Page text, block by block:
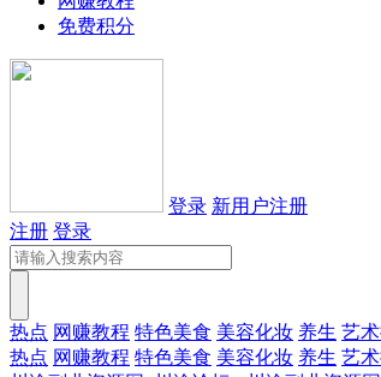
免费积分
登录 新用户注册
注册 登录
热点 网赚教程 特色美食 美容化妆 养生 艺
热点 网赚教程 特色美食 美容化妆 养生 艺